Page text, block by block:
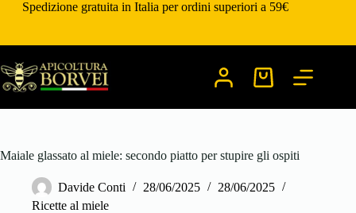
SaltaSpedizione gratuita in Italia per ordini superiori a 59€
Carrello
Maiale glassato al miele: secondo piatto per stupire gli ospiti
Davide Conti 28/06/2025
28/06/2025
Ricette al miele